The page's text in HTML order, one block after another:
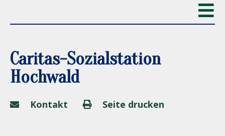
Caritas-Sozialstation
Hochwald
Kontakt Seite drucken